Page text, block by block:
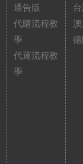
通告版
代購流程教
學
代運流程教
學